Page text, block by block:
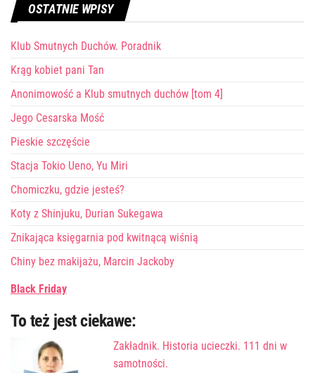
OSTATNIE WPISY
Klub Smutnych Duchów. Poradnik
Krąg kobiet pani Tan
Anonimowość a Klub smutnych duchów [tom 4]
Jego Cesarska Mość
Pieskie szczęście
Stacja Tokio Ueno, Yu Miri
Chomiczku, gdzie jesteś?
Koty z Shinjuku, Durian Sukegawa
Znikająca księgarnia pod kwitnącą wiśnią
Chiny bez makijażu, Marcin Jackoby
Black Friday
To też jest ciekawe:
Zakładnik. Historia ucieczki. 111 dni w
samotności.